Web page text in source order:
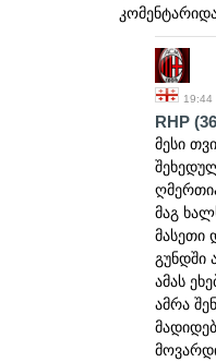
19:44
RHP
მესი
მაგ
მასეთი
გუნდში
ამას
ამრა